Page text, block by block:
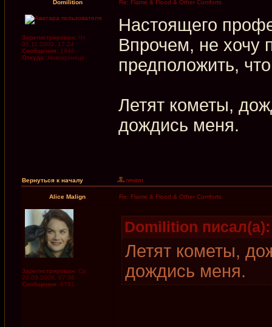
Domilition Re: Flame & Flood & Other Comforts
Зарегистрирован: Чт
05.11.2009, 17:24
Сообщения: 1946
Откуда: Новокузнецк
Настоящего
Впрочем, не хочу
предположить,
Летят кометы,
дождись меня.
Вернуться к началу
Alice Malign Re: Flame & Flood & Other Comforts
Зарегистрирован: Ср
20.09.2006, 07:38
Сообщения: 6781
Domilition писал(а):
Летят кометы,
дождись меня.